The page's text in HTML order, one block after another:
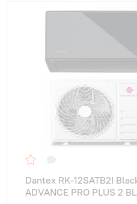
Dantex RK-12SATB2I
ADVANCE PRO PLUS 2